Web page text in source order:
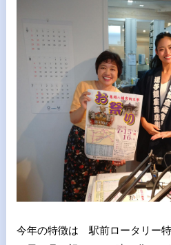
今年の特徴は 駅前ロータリー特